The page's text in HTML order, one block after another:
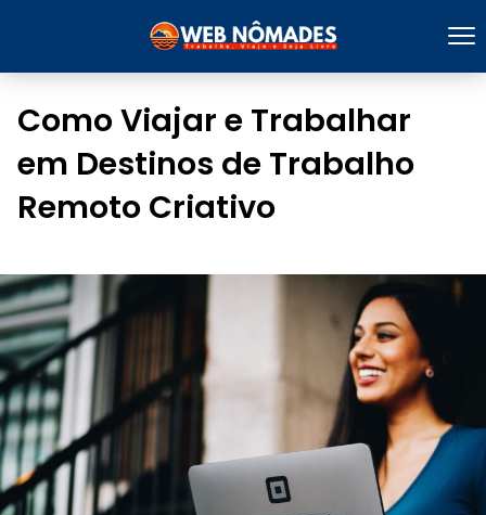
Como Viajar e Trabalhar
em Destinos de Trabalho
Remoto Criativo